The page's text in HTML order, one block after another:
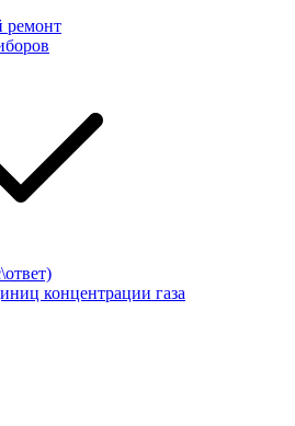
ремонт
концентрации газа